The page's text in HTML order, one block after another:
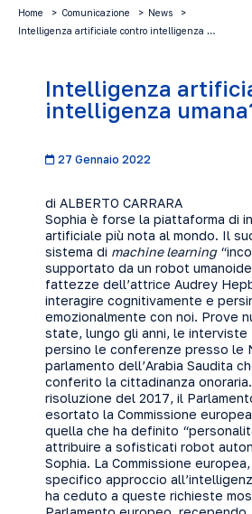
Home Comunicazione
News
Intelligenza artificiale contro intelligenza …
Intelligenza
intelligenza
27 Gennaio 2022
di ALBERTO CARRARA
Sophia è forse la piattaforma di
artificiale più nota al mondo. Il
sistema di machine learning
supportato da un robot
fattezze dell’attrice Audrey
interagire cognitivamente e
emozionalmente con noi. Prove
state, lungo gli anni, le interviste
persino le conferenze presso le
parlamento dell’Arabia Saudita
conferito la cittadinanza
risoluzione del 2017, il
esortato la Commissione
quella che ha definito
attribuire a sofisticati robot
Sophia. La Commissione
specifico approccio
ha ceduto a queste richieste